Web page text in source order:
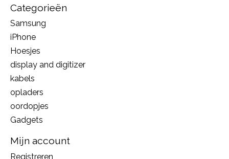
Categorieën
Samsung
iPhone
Hoesjes
display and digitizer
kabels
opladers
oordopjes
Gadgets
Mijn account
Registreren